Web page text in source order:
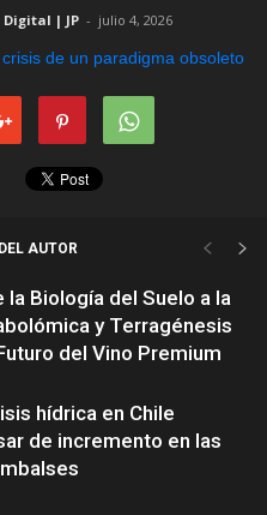
Digital | JP - julio 4, 2026
AUTOR
la Biología del Suelo a la
y Terragénesis
del Vino Premium
hídrica en Chile
de incremento en las